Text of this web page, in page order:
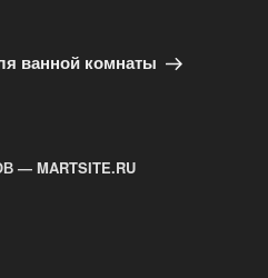
ванной комнаты
— MARTSITE.RU